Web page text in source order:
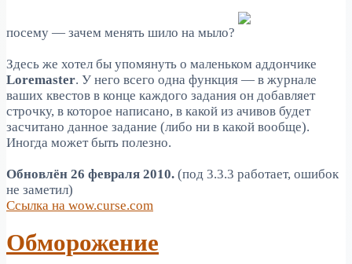
посему — зачем менять шило на мыло?
Здесь же хотел бы упомянуть о маленьком аддончике
Loremaster. У него всего одна функция — в журнале
ваших квестов в конце каждого задания он добавляет
строчку, в которое написано, в какой из ачивов будет
засчитано данное задание (либо ни в какой вообще).
Иногда может быть полезно.
Обновлён 26 февраля 2010. (под 3.3.3 работает, ошибок
не заметил)
Ссылка на wow.curse.com
Обморожение